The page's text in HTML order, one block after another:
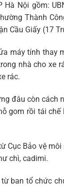
Hà Nội gồm:
Thành
Cầu Giấy (17
máy tính thay
nhà cho xe
rác.
đâu còn cách
gom rồi tái chế
Cục Bảo vệ
chì, cadimi.
ban tổ chức